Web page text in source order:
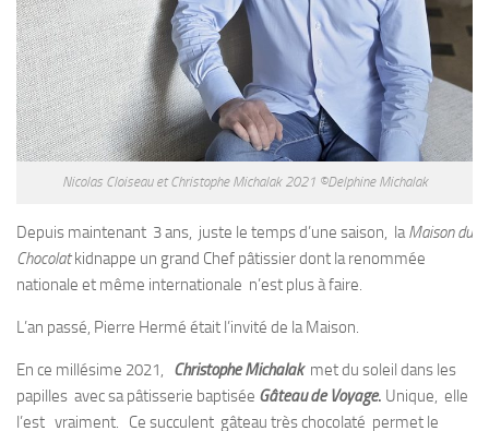
Nicolas Cloiseau et Christophe Michalak 2021 ©Delphine Michalak
Depuis maintenant 3 ans, juste le temps d’une saison, laMaison du
Chocolatkidnappe un grand Chef pâtissier dont la renommée
nationale et même internationale n’est plus à faire.
L’an passé, Pierre Hermé était l’invité de la Maison.
En ce millésime 2021, Christophe Michalakmet du soleil dans les
papilles avec sa pâtisserie baptisée Gâteau de Voyage. Unique, elle
l’est vraiment. Ce succulent gâteau très chocolaté permet le